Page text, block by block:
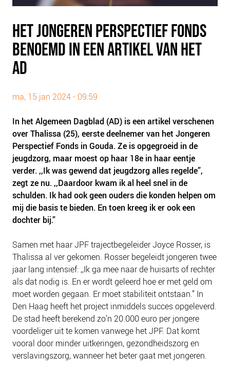
PLINKR NAZORG
SOCIALDEBT
DOORBRAAKMETHODE
COLLECTIEF SCHULDREGELEN
DE VOORZIENINGENWIJZER
VISIE EN MISSIE
HET TEAM
ONZE PARTNERS
VACATURES
IN DE MEDIA
OVER NCFG
BLOGS
HET JONGEREN PERSPECTIEF FONDS
BENOEMD IN EEN ARTIKEL VAN HET
AD
ma, 15 jan 2024 - 09:59
In het Algemeen Dagblad (AD) is een artikel verschenen
over Thalissa (25), eerste deelnemer van het Jongeren
Perspectief Fonds in Gouda. Ze is opgegroeid in de
jeugdzorg, maar moest op haar 18e in haar eentje
verder. ,,Ik was gewend dat jeugdzorg alles regelde”,
zegt ze nu. ,,Daardoor kwam ik al heel snel in de
schulden. Ik had ook geen ouders die konden helpen om
mij die basis te bieden. En toen kreeg ik er ook een
dochter bij.”
Samen met haar JPF trajectbegeleider Joyce Rosser, is
Thalissa al ver gekomen. Rosser begeleidt jongeren twee
jaar lang intensief: ,,Ik ga mee naar de huisarts of rechter
als dat nodig is. En er wordt geleerd hoe er met geld om
moet worden gegaan. Er moet stabiliteit ontstaan.” In
Den Haag heeft het project inmiddels succes opgeleverd.
De stad heeft berekend zo’n 20.000 euro per jongere
voordeliger uit te komen vanwege het JPF. Dat komt
vooral door minder uitkeringen, gezondheidszorg en
verslavingszorg, wanneer het beter gaat met jongeren.